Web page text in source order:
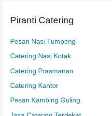
:
Piranti Catering
Pesan Nasi Tumpeng
Catering Nasi Kotak
Catering Prasmanan
Catering Kantor
Pesan Kambing Guling